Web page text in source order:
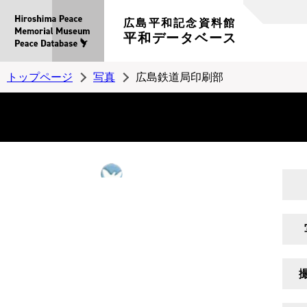
広島平和記念資料館
平和データベース
トップページ 写真 広島鉄道局印刷部